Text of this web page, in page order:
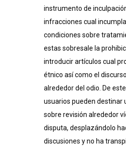
instrumento de
infracciones cual
condiciones sobre
estas sobresale la
introducir artículos cual
étnico así­ como el
alrededor del odio. De
usuarios pueden destinar
sobre revisión alrededor
disputa, desplazándolo
discusiones y no ha